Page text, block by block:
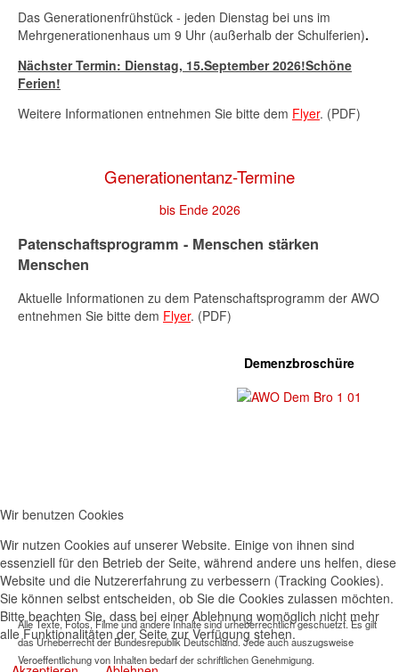
Das Generationenfrühstück - jeden Dienstag bei uns im
Mehrgenerationenhaus um 9 Uhr (außerhalb der Schulferien).
Nächster Termin: Dienstag, 15.September 2026!Schöne
Ferien!
Weitere Informationen entnehmen Sie bitte dem Flyer. (PDF)
Generationentanz-Termine
bis Ende 2026
Patenschaftsprogramm - Menschen stärken
Menschen
Aktuelle Informationen zu dem Patenschaftsprogramm der AWO
entnehmen Sie bitte dem Flyer. (PDF)
Demenzbroschüre
Alle Texte, Fotos, Filme und andere Inhalte sind urheberrechtlich geschuetzt. Es gilt
das Urheberrecht der Bundesrepublik Deutschland. Jede auch auszugsweise
Veroeffentlichung von Inhalten bedarf der schriftlichen Genehmigung.
Wir benutzen Cookies
Wir nutzen Cookies auf unserer Website. Einige von ihnen sind
essenziell für den Betrieb der Seite, während andere uns helfen, diese
Website und die Nutzererfahrung zu verbessern (Tracking Cookies).
Sie können selbst entscheiden, ob Sie die Cookies zulassen möchten.
Bitte beachten Sie, dass bei einer Ablehnung womöglich nicht mehr
alle Funktionalitäten der Seite zur Verfügung stehen.